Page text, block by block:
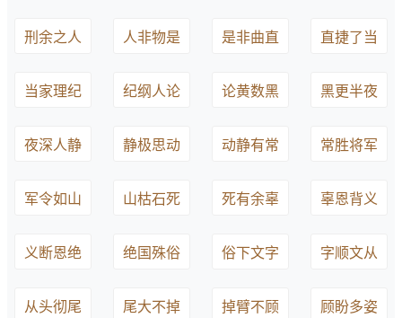
刑余之人 人非物是 是非曲直 直捷了当
当家理纪 纪纲人论 论黄数黑 黑更半夜
夜深人静 静极思动 动静有常 常胜将军
军令如山 山枯石死 死有余辜 辜恩背义
义断恩绝 绝国殊俗 俗下文字 字顺文从
从头彻尾 尾大不掉 掉臂不顾 顾盼多姿